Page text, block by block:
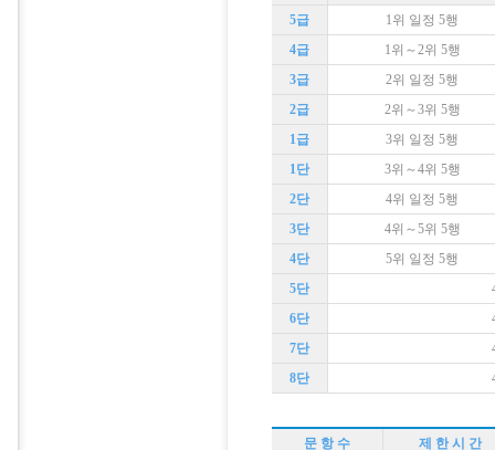
5급
1위 일정 5행
4급
1위～2위 5행
3급
2위 일정 5행
2급
2위～3위 5행
1급
3위 일정 5행
1단
3위～4위 5행
2단
4위 일정 5행
3단
4위～5위 5행
4단
5위 일정 5행
5단
6단
7단
8단
문 항 수
제 한 시 간